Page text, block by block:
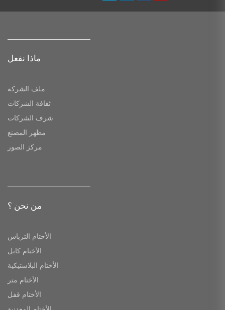
ماذا نفعل
ملف الشركة
ثقافة الشركات
شرف الشركات
مظهر المصنع
مركز الصور
من نحن ؟
الأختام الترباس
الأختام كابل
الأختام البلاستيكية
الأختام متر
الأختام قفل